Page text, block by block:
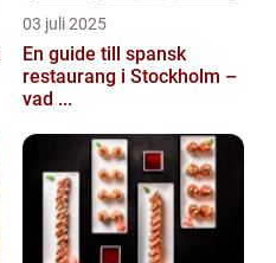
03 juli 2025
En guide till spansk
restaurang i Stockholm –
vad ...